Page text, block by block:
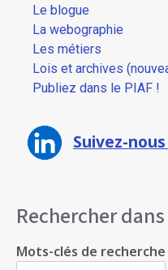
Le blogue
La webographie
Les métiers
Lois et archives
Publiez dans le PIAF !
Suivez-
Rechercher
Mots-clés de recherche